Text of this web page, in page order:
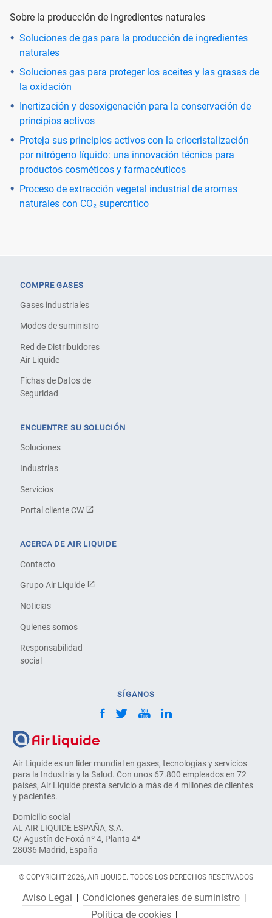
Sobre la producción de ingredientes naturales
Soluciones de gas para la producción de ingredientes
naturales
Soluciones gas para proteger los aceites y las grasas de
la oxidación
Inertización y desoxigenación para la conservación de
principios activos
Proteja sus principios activos con la criocristalización
por nitrógeno líquido: una innovación técnica para
productos cosméticos y farmacéuticos
Proceso de extracción vegetal industrial de aromas
naturales con CO₂ supercrítico
Air Liquide es un líder mundial en gases, tecnologías y servicios
para la Industria y la Salud. Con unos 67.800 empleados en 72
países, Air Liquide presta servicio a más de 4 millones de clientes
y pacientes.
Domicilio social
AL AIR LIQUIDE ESPAÑA, S.A.
C/ Agustín de Foxá nº 4, Planta 4ª
28036 Madrid, España
COMPRE GASES
Gases industriales
Modos de suministro
Red de Distribuidores
Air Liquide
Fichas de Datos de
Seguridad
ENCUENTRE SU SOLUCIÓN
Soluciones
Industrias
Servicios
Portal cliente CW
ACERCA DE AIR LIQUIDE
Contacto
Grupo Air Liquide
Noticias
Quienes somos
Responsabilidad
social
SÍGANOS
© COPYRIGHT 2026, AIR LIQUIDE. TODOS LOS DERECHOS RESERVADOS
Aviso Legal
Condiciones generales de suministro
Política de cookies